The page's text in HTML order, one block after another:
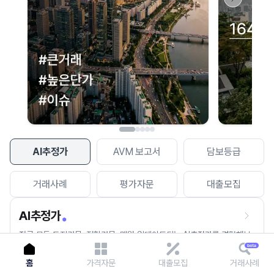
AI추정가 AVM 보고서 담보등급
거래사례 평가자문 대출모집
AI추정가
전국 모든 토지건물, 집합건물, 매월 업데이트되는 AI추정가를 경험해보
세요.
이용에 불편을 드려 죄송합니다.
다시 시도
홈 가격자문 대출모집 거래사례